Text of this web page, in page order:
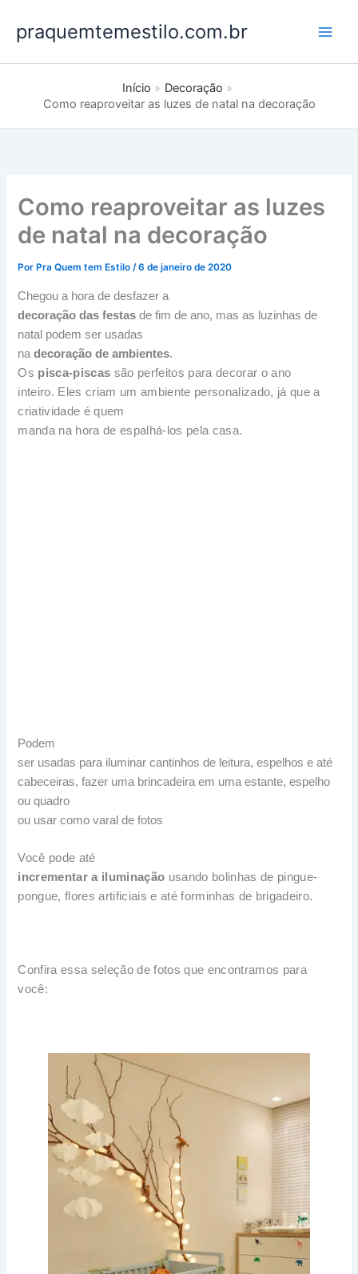
para
conteúdo
praquemtemestilo.com.br
Início
Decoração
Como reaproveitar as luzes de natal na decoração
Como reaproveitar as luzes
de natal na decoração
Por Pra Quem tem Estilo/6 de janeiro de 2020
Chegou a hora de desfazer a
decoração das festas de fim de ano, mas as luzinhas de
natal podem ser usadas
nadecoração de ambientes.
Os pisca-piscas são perfeitos para decorar o ano
inteiro. Eles criam um ambiente personalizado, já que a
criatividade é quem
manda na hora de espalhá-los pela casa.
Podem
ser usadas para iluminar cantinhos de leitura, espelhos e até
cabeceiras, fazer uma brincadeira em uma estante, espelho
ou quadro
ou usar como varal de fotos
Você pode até
incrementar a iluminação usando bolinhas de pingue-
pongue,flores artificiais e atéforminhas de brigadeiro.
Confira essa seleção de fotos que encontramos para
você: